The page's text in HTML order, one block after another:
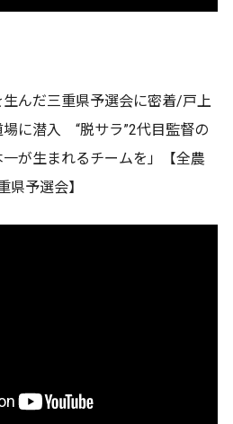
んだ三重県予選会に密着/戸上
に潜入 “脱サラ”2代目監督の
が生まれるチームを」【全農
県予選会】